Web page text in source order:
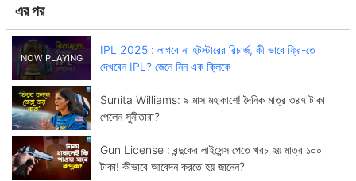
এর পর
IPL 2025 : লাগবে না হটস্টারের রিচার্জ, কী ভাবে ফ্রি-তে
দেখবেন IPL? জেনে নিন এক ক্লিকে
Sunita Williams: ৯ মাস মহাকাশে! দৈনিক মাত্র ৩৪৭ টাকা
পেলেন সুনীতারা?
Gun License : বন্দুকের লাইসেন্স পেতে খরচ হয় মাত্র ১০০
টাকা! কীভাবে আবেদন করতে হয় জানেন?